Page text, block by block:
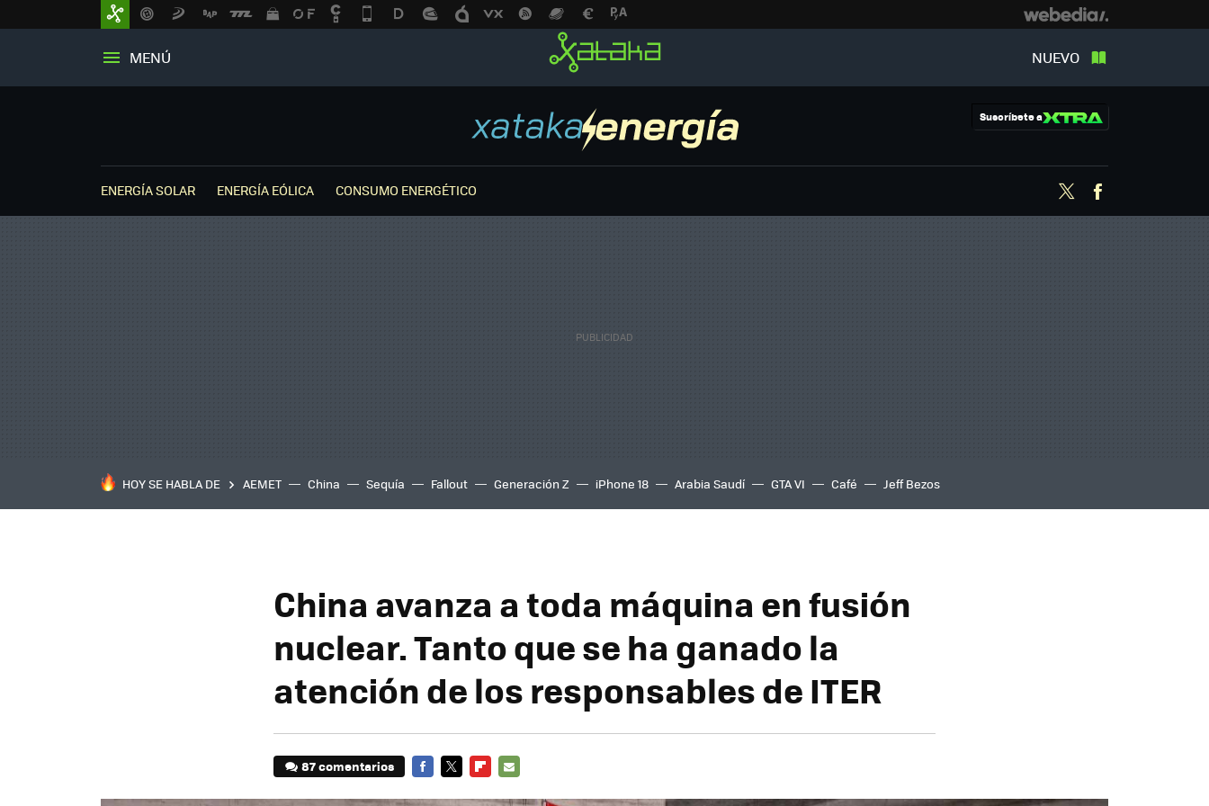
MENÚ NUEVO
Suscríbete a
ENERGÍA SOLAR ENERGÍA EÓLICA CONSUMO ENERGÉTICO Twitter
HOY SE HABLA DE AEMET China Sequía Fallout Generación Z iPhone 18 Arabia Saudí GTA VI Café Jeff Bezos
China avanza a toda máquina en fusión
nuclear. Tanto que se ha ganado la
atención de los responsables de ITER
87 comentarios